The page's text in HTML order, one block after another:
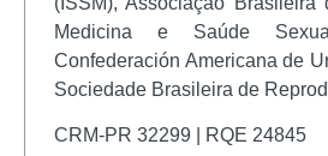
Medicina e Saúde
Confederación Americana de
Sociedade Brasileira de
CRM-PR 32299 | RQE 24845